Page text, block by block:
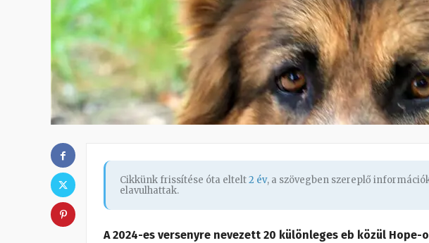
Cikkünk frissítése óta eltelt2 év, a szövegben szereplő
elavulhattak.
A 2024-es versenyre nevezett 20 különleges eb közül